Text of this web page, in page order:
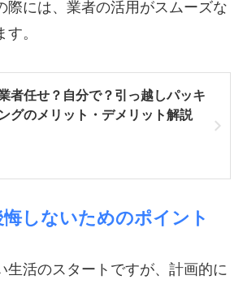
際には、業者の活用がスムーズな
。
者任せ？自分で？引っ越しパッキ
ングのメリット・デメリット解説
しないためのポイント
生活のスタートですが、計画的に